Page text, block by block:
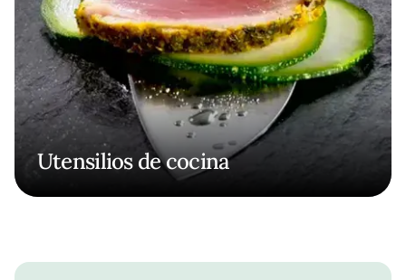
Utensilios de cocina